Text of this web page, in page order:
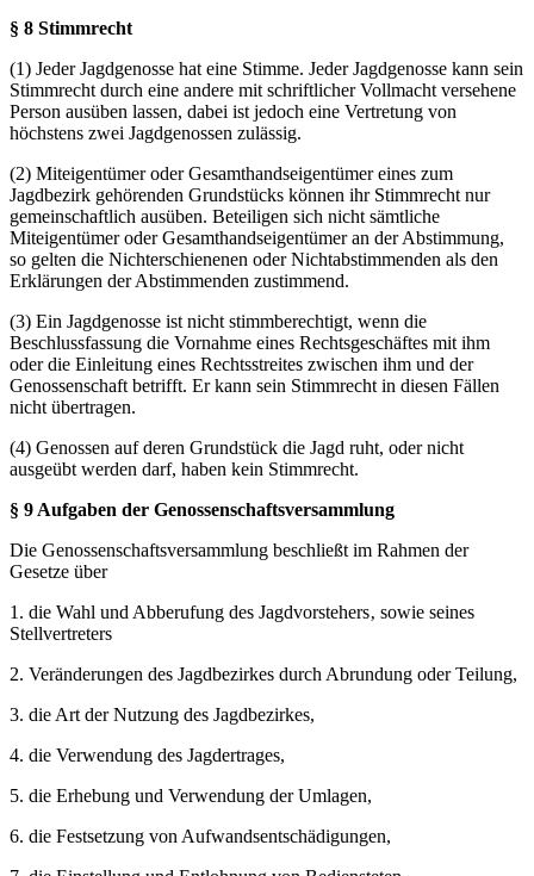
§ 8 Stimmrecht
(1) Jeder Jagdgenosse hat eine Stimme. Jeder Jagdgenosse kann sein
Stimmrecht durch eine andere mit schriftlicher Vollmacht versehene
Person ausüben lassen, dabei ist jedoch eine Vertretung von
höchstens zwei Jagdgenossen zulässig.
(2) Miteigentümer oder Gesamthandseigentümer eines zum
Jagdbezirk gehörenden Grundstücks können ihr Stimmrecht nur
gemeinschaftlich ausüben. Beteiligen sich nicht sämtliche
Miteigentümer oder Gesamthandseigentümer an der Abstimmung,
so gelten die Nichterschienenen oder Nichtabstimmenden als den
Erklärungen der Abstimmenden zustimmend.
(3) Ein Jagdgenosse ist nicht stimmberechtigt, wenn die
Beschlussfassung die Vornahme eines Rechtsgeschäftes mit ihm
oder die Einleitung eines Rechtsstreites zwischen ihm und der
Genossenschaft betrifft. Er kann sein Stimmrecht in diesen Fällen
nicht übertragen.
(4) Genossen auf deren Grundstück die Jagd ruht, oder nicht
ausgeübt werden darf, haben kein Stimmrecht.
§ 9 Aufgaben der Genossenschaftsversammlung
Die Genossenschaftsversammlung beschließt im Rahmen der
Gesetze über
1. die Wahl und Abberufung des Jagdvorstehers‚ sowie seines
Stellvertreters
2. Veränderungen des Jagdbezirkes durch Abrundung oder Teilung,
3. die Art der Nutzung des Jagdbezirkes,
4. die Verwendung des Jagdertrages,
5. die Erhebung und Verwendung der Umlagen,
6. die Festsetzung von Aufwandsentschädigungen,